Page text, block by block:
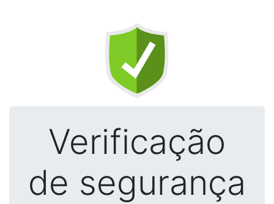
Verificação
de segurança